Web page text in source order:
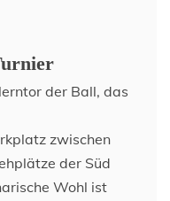
der Ball, das
zwischen
der Süd
Wohl ist